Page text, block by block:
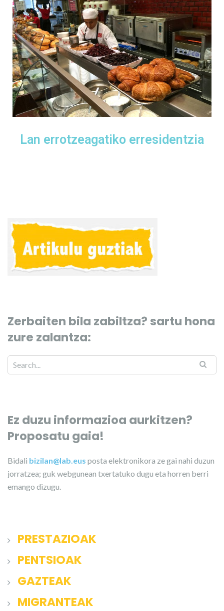
Lan errotzeagatiko erresidentzia
Zerbaiten bila zabiltza? sartu hona
zure zalantza:
Ez duzu informazioa aurkitzen?
Proposatu gaia!
Bidali bizilan@lab.eus posta elektronikora ze gai nahi duzun
jorratzea; guk webgunean txertatuko dugu eta horren berri
emango dizugu.
PRESTAZIOAK
PENTSIOAK
GAZTEAK
MIGRANTEAK